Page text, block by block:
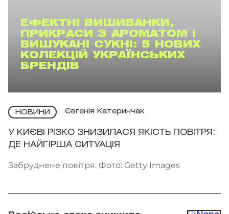
ЕФЕКТНІ ВИШИВАНКИ,
ПРИКРАСИ З АРОМАТОМ І
ВИШУКАНІ СУКНІ: 5 НОВИХ
КОЛЕКЦІЙ УКРАЇНСЬКИХ
БРЕНДІВ
НОВИНИ Євгенія Катеринчак
У КИЄВІ РІЗКО ЗНИЗИЛАСЯ ЯКІСТЬ ПОВІТРЯ:
ДЕ НАЙГІРША СИТУАЦІЯ
Забруднене повітря. Фото: Getty Images